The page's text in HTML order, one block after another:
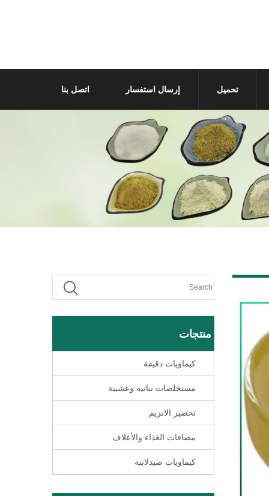
تحميل إرسال استفسار اتصل بنا
منتجات
كيماويات دقيقة
مستخلصات نباتية وعشبية
تحضير الانزيم
مضافات الغذاء والأعلاف
كيماويات صيدلانية